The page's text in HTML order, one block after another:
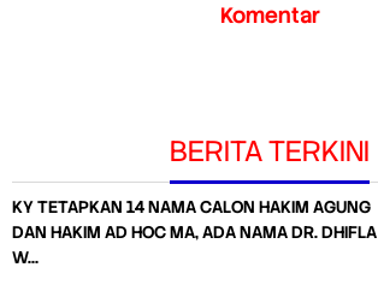
Komentar
BERITA TERKINI
KY TETAPKAN 14 NAMA CALON HAKIM AGUNG
DAN HAKIM AD HOC MA, ADA NAMA DR. DHIFLA
W…